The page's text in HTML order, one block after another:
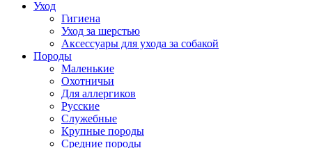
Уход
Гигиена
Уход за шерстью
Аксессуары для ухода за собакой
Породы
Маленькие
Охотничьи
Для аллергиков
Русские
Служебные
Крупные породы
Средние породы